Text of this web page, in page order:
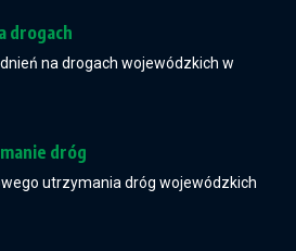
drogach
na drogach wojewódzkich w
dróg
utrzymania dróg wojewódzkich